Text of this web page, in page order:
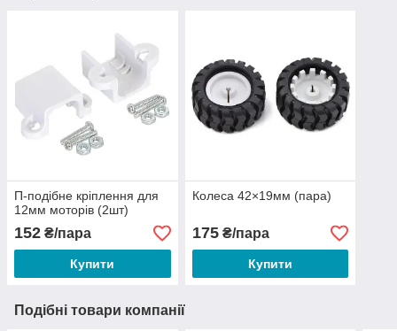
П-подібне кріплення для
12мм моторів (2шт)
152 ₴/пара
Купити
Колеса 42×19мм (пара)
175₴/пара
Купити
Подібні товари компанії